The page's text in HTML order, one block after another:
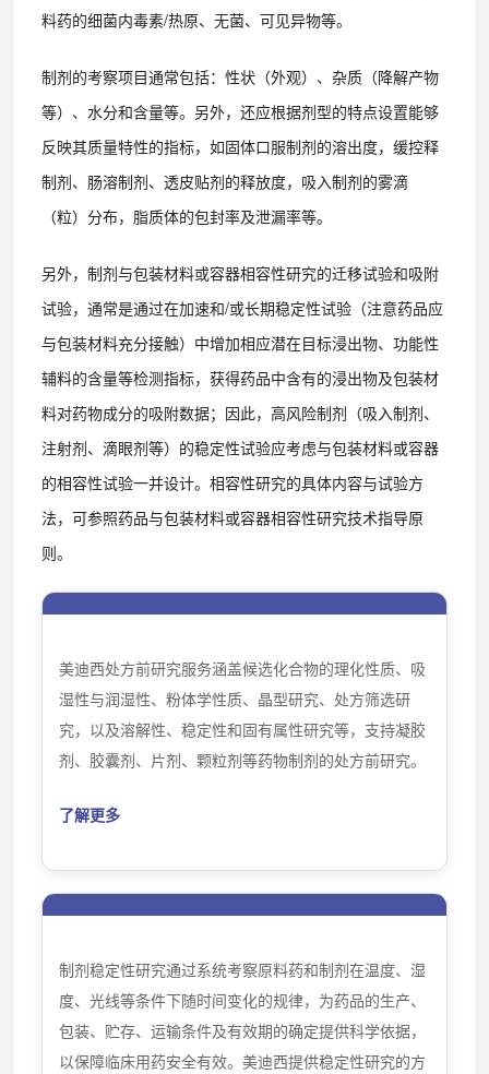
料药的细菌内毒素/热原、无菌、可见异物等。
制剂的考察项目通常包括：性状（外观）、杂质（降解产物
等）、水分和含量等。另外，还应根据剂型的特点设置能够
反映其质量特性的指标，如固体口服制剂的溶出度，缓控释
制剂、肠溶制剂、透皮贴剂的释放度，吸入制剂的雾滴
（粒）分布，脂质体的包封率及泄漏率等。
另外，制剂与包装材料或容器相容性研究的迁移试验和吸附
试验，通常是通过在加速和/或长期稳定性试验（注意药品应
与包装材料充分接触）中增加相应潜在目标浸出物、功能性
辅料的含量等检测指标，获得药品中含有的浸出物及包装材
料对药物成分的吸附数据；因此，高风险制剂（吸入制剂、
注射剂、滴眼剂等）的稳定性试验应考虑与包装材料或容器
的相容性试验一并设计。相容性研究的具体内容与试验方
法，可参照药品与包装材料或容器相容性研究技术指导原
则。
美迪西处方前研究服务涵盖候选化合物的理化性质、吸
湿性与润湿性、粉体学性质、晶型研究、处方筛选研
究，以及溶解性、稳定性和固有属性研究等，支持凝胶
剂、胶囊剂、片剂、颗粒剂等药物制剂的处方前研究。
了解更多
制剂稳定性研究通过系统考察原料药和制剂在温度、湿
度、光线等条件下随时间变化的规律，为药品的生产、
包装、贮存、运输条件及有效期的确定提供科学依据，
以保障临床用药安全有效。美迪西提供稳定性研究的方